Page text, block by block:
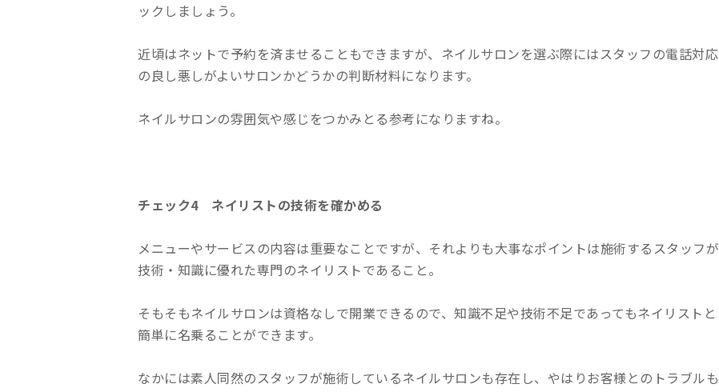
ックしましょう。
近頃はネットで予約を済ませることもできますが、ネイルサロンを選ぶ際にはスタッフの電話対応
の良し悪しがよいサロンかどうかの判断材料になります。
ネイルサロンの雰囲気や感じをつかみとる参考になりますね。
チェック4 ネイリストの技術を確かめる
メニューやサービスの内容は重要なことですが、それよりも大事なポイントは施術するスタッフが
技術・知識に優れた専門のネイリストであること。
そもそもネイルサロンは資格なしで開業できるので、知識不足や技術不足であってもネイリストと
簡単に名乗ることができます。
なかには素人同然のスタッフが施術しているネイルサロンも存在し、やはりお客様とのトラブルも